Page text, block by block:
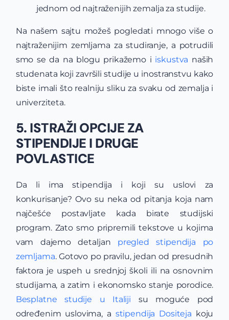
jednom od najtraženijih zemalja za studije.
Na našem sajtu možeš pogledati mnogo više o
najtraženijim zemljama za studiranje, a potrudili
smo se da na blogu prikažemo i iskustva naših
studenata koji završili studije u inostranstvu kako
biste imali što realniju sliku za svaku od zemalja i
univerziteta.
5. ISTRAŽI OPCIJE ZA
STIPENDIJE I DRUGE
POVLASTICE
Da li ima stipendija i koji su uslovi za
konkurisanje? Ovo su neka od pitanja koja nam
najčešće postavljate kada birate studijski
program. Zato smo pripremili tekstove u kojima
vam dajemo detaljan pregled stipendija po
zemljama. Gotovo po pravilu, jedan od presudnih
faktora je uspeh u srednjoj školi ili na osnovnim
studijama, a zatim i ekonomsko stanje porodice.
Besplatne studije u Italiji su moguće pod
određenim uslovima, a stipendija Dositeja koju